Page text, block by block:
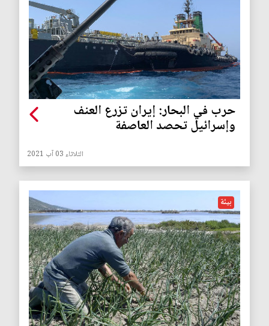
حرب في البحار: إيران تزرع العنف
وإسرائيل تحصد العاصفة
الثلاثاء 03 آب 2021
بيئة